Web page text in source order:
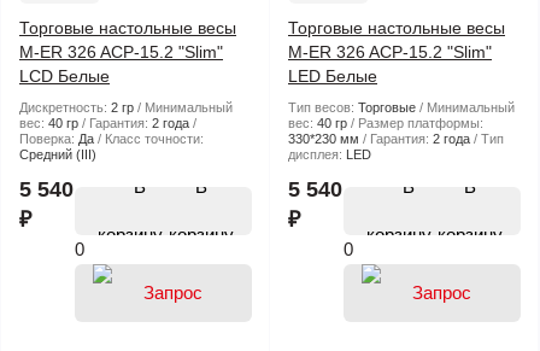
Торговые настольные весы
M-ER 326 ACP-15.2 "Slim"
LCD Белые
Дискретность: 2 гр
Минимальный
вес: 40 гр Гарантия: 2 года
Поверка: Да
Класс точности:
Средний (III)
5 540
₽
В
корзину
0
Торговые настольные весы
M-ER 326 ACP-15.2 "Slim"
LED Белые
Тип весов: Торговые
Минимальный
вес: 40 гр
Размер платформы:
330*230 мм
Гарантия: 2 года
Тип
дисплея: LED
5 540
₽
В
корзину
0